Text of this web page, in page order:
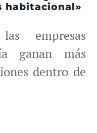
habitacional»
empresas
ganan más
dentro de